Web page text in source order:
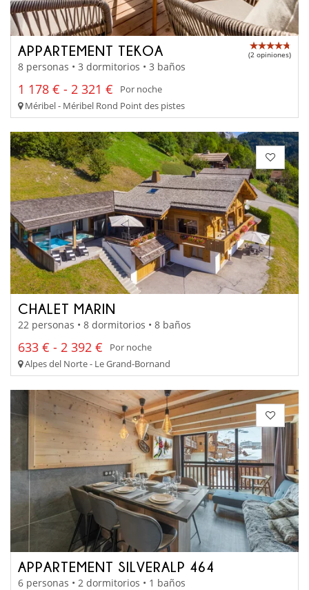
APPARTEMENT TEKOA (2 opiniones)
8 personas • 3 dormitorios • 3 baños
1 178 € - 2 321 €
Por noche
Méribel - Méribel Rond Point des pistes
CHALET MARIN
22 personas • 8 dormitorios • 8 baños
633 € - 2 392 €
Por noche
Alpes del Norte - Le Grand-Bornand
APPARTEMENT SILVERALP 464
6 personas • 2 dormitorios • 1 baños